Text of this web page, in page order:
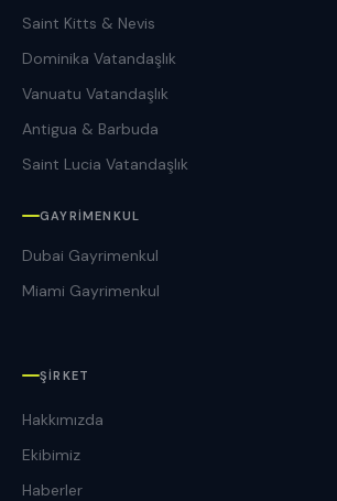
Saint Kitts & Nevis
Dominika Vatandaşlık
Vanuatu Vatandaşlık
Antigua & Barbuda
Saint Lucia Vatandaşlık
GAYRIMENKUL
Dubai Gayrimenkul
Miami Gayrimenkul
ŞIRKET
Hakkımızda
Ekibimiz
Haberler